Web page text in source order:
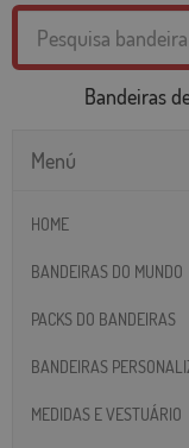
Bandeiras
Menú
HOME
BANDEIRAS DO MUNDO
PACKS DO BANDEIRAS
BANDEIRAS
MEDIDAS E VESTUÁRIO